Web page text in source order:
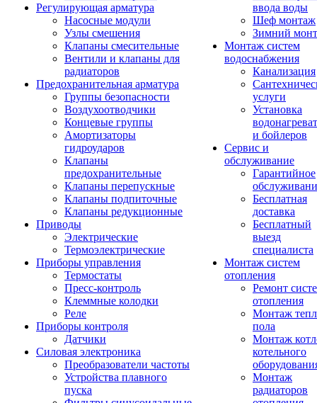
Регулирующая арматура
Насосные модули
Узлы смешения
Клапаны смесительные
Вентили и клапаны для
радиаторов
Предохранительная арматура
Группы безопасности
Воздухоотводчики
Концевые группы
Амортизаторы
гидроударов
Клапаны
предохранительные
Клапаны перепускные
Клапаны подпиточные
Клапаны редукционные
Приводы
Электрические
Термоэлектрические
Приборы управления
Термостаты
Пресс-контроль
Клеммные колодки
Реле
Приборы контроля
Датчики
Силовая электроника
Преобразователи частоты
Устройства плавного
пуска
ввода воды
Шеф монтаж
Зимний
Монтаж систем
водоснабжения
Канализация
услуги
Установка
и бойлеров
Сервис и
обслуживание
Гарантийное
Бесплатная
доставка
Бесплатный
выезд
специалиста
Монтаж систем
отопления
Ремонт
отопления
Монтаж
пола
Монтаж
котельного
Монтаж
радиаторов